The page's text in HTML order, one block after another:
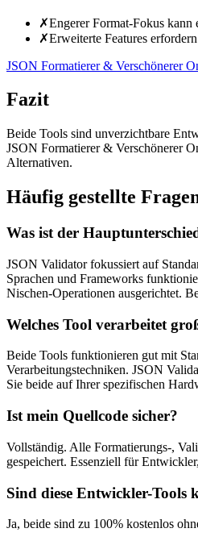
✗Engerer Format-Fokus kann
✗Erweiterte Features
JSON Formatierer & Verschönerer
Fazit
Beide Tools sind unverzichtbare
JSON Formatierer & Verschönerer
Alternativen.
Häufig gestellte
Was ist der
JSON Validator fokussiert auf
Sprachen und Frameworks
Nischen-Operationen ausgerichtet.
Welches Tool verarbeitet
Beide Tools funktionieren gut mit
Verarbeitungstechniken. JSON
Sie beide auf Ihrer spezifischen
Ist mein Quellcode sicher?
Vollständig. Alle Formatierungs-,
gespeichert. Essenziell für
Sind diese Entwickler-Tools
Ja, beide sind zu 100% kostenlos